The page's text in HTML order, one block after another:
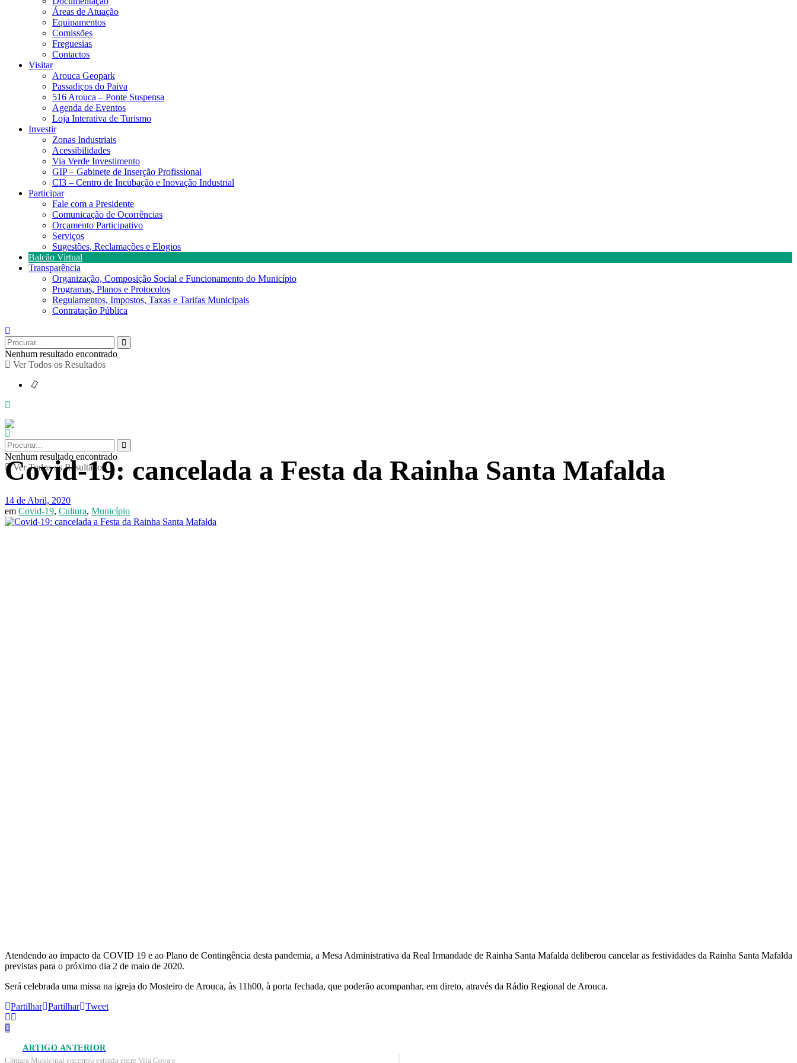
Áreas de Atuação
Equipamentos
Comissões
Freguesias
Contactos
Visitar
Arouca Geopark
Passadiços do Paiva
516 Arouca – Ponte Suspensa
Agenda de Eventos
Loja Interativa de Turismo
Investir
Zonas Industriais
Acessibilidades
Via Verde Investimento
GIP – Gabinete de Inserção Profissional
CI3 – Centro de Incubação e Inovação Industrial
Participar
Fale com a Presidente
Comunicação de Ocorrências
Orçamento Participativo
Serviços
Sugestões, Reclamações e Elogios
Balcão Virtual
Transparência
Organização, Composição Social e Funcionamento do Município
Programas, Planos e Protocolos
Regulamentos, Impostos, Taxas e Tarifas Municipais
Contratação Pública
Nenhum resultado encontrado
Ver Todos os Resultados
Nenhum resultado encontrado
Ver Todos os Resultados
Covid-19: cancelada a Festa da Rainha Santa Mafalda
14 de Abril, 2020
em Covid-19, Cultura, Município
Atendendo ao impacto da COVID 19 e ao Plano de Contingência desta pandemia, a Mesa Administrativa da Real Irmandade de Rainha Santa Mafalda deliberou cancelar as festividades da Rainha Santa Mafalda
previstas para o próximo dia 2 de maio de 2020.
Será celebrada uma missa na igreja do Mosteiro de Arouca, às 11h00, à porta fechada, que poderão acompanhar, em direto, através da Rádio Regional de Arouca.
Partilhar Partilhar Tweet
ARTIGO ANTERIOR
Câmara Municipal encerrou estrada entre Vila Cova e